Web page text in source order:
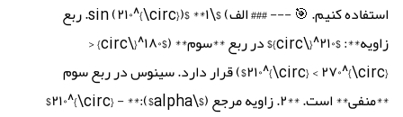
استفاده کنیم. 🎯 --- ### الف) $\sin (۲۱۰^{\circ})$ **۱. ربع
زاویه**: $۲۱۰^{\circ}$ در ربع **سوم** ($۱۸۰^{\circ} <
۲۱۰^{\circ} < ۲۷۰^{\circ}$) قرار دارد. سینوس در ربع سوم
**منفی** است. **۲. زاویه مرجع ($\alpha$):** $۲۱۰^{\circ} -